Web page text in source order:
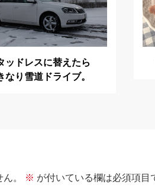
ッドレスに替えたら
なり雪道ドライブ。
。 ※ が付いている欄は必須項目